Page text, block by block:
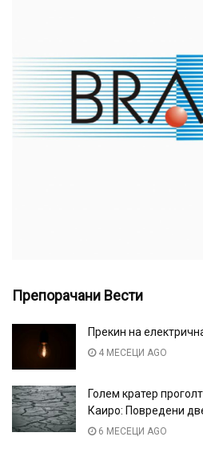
Препорачани Вести
Прекин на
4 МЕСЕЦИ AGO
Голем кратер
Каиро: Повредени
6 МЕСЕЦИ AGO